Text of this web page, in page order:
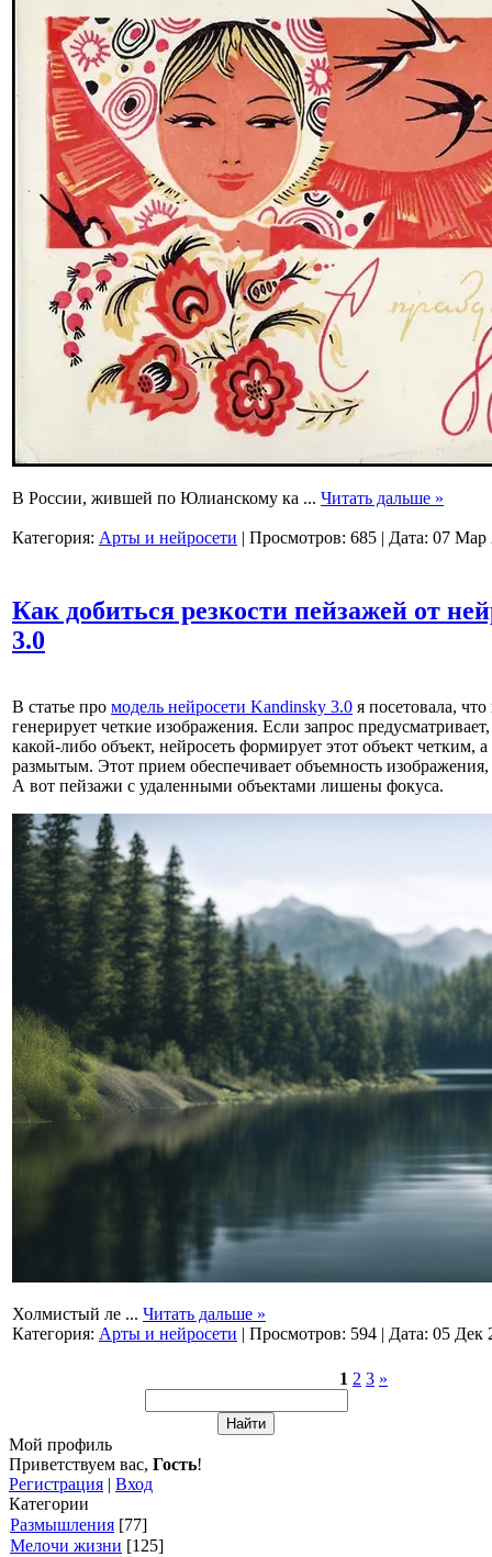
В России, жившей по Юлианскому ка ... Читать дальше »
Категория: Арты и нейросети | Просмотров: 685 | Дата: 07 Мар
Как добиться резкости пейзажей от
3.0
В статье про модель нейросети Kandinsky 3.0 я посетовала,
генерирует четкие изображения. Если запрос
какой-либо объект, нейросеть формирует этот объект четким,
размытым. Этот прием обеспечивает объемность
А вот пейзажи с удаленными объектами лишены фокуса.
Холмистый ле ... Читать дальше »
Категория: Арты и нейросети | Просмотров: 594 | Дата: 05 Дек
1 2 3 »
Мой профиль
Приветствуем вас, Гость!
Регистрация | Вход
Категории
Размышления [77]
Мелочи жизни [125]